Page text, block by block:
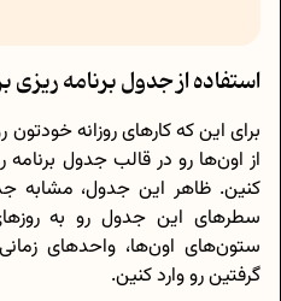
استفاده از جدول برنامه
برای این که کارهای روزانه خودتون
از اون‌ها رو در قالب جدول
کنین. ظاهر این جدول، مشابه
سطرهای این جدول رو به
ستون‌های اون‌ها، واحدهای
گرفتین رو وارد کنین.